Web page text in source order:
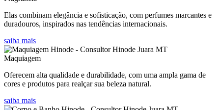
Elas combinam elegância e sofisticação, com perfumes marcantes e
duradouros, inspirados nas tendências internacionais.
saiba mais
Maquiagem
Oferecem alta qualidade e durabilidade, com uma ampla gama de
cores e produtos para realçar sua beleza natural.
saiba mais